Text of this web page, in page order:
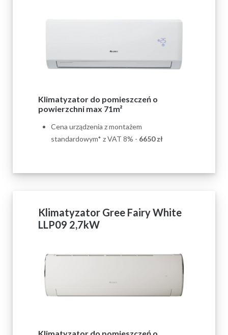
Klimatyzator do pomieszczeń o
powierzchni max 71m²
Cena urządzenia z montażem
standardowym* z VAT 8% - 6650zł
Klimatyzator Gree Fairy White
LLP09 2,7kW